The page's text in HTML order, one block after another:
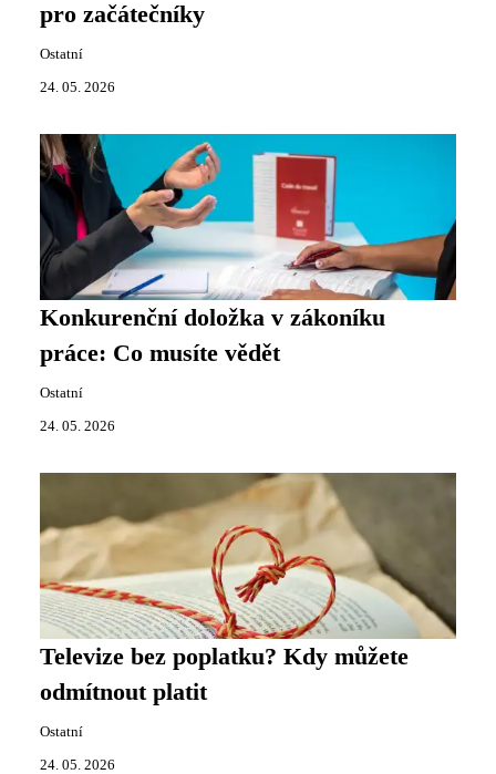
pro začátečníky
Ostatní
24. 05. 2026
Konkurenční doložka v zákoníku
práce: Co musíte vědět
Ostatní
24. 05. 2026
Televize bez poplatku? Kdy můžete
odmítnout platit
Ostatní
24. 05. 2026